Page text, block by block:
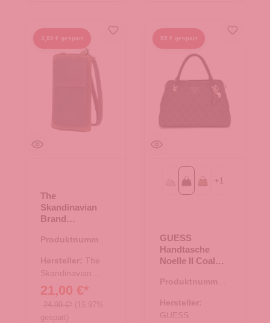
3,99 € gespart
The
Skandinavian
Brand
Crossbody Bag
Produktnummer:
Hersteller: The
Skandinavian
Brand
21,00 €*
24,99 €* (15.97%
gespart)
55 € gespart
Bone Logo
Coal Logo
Latte Logo
+ 1
GUESS
Handtasche
Noelle II Coal
Produktnummer:
Hersteller:
GUESS